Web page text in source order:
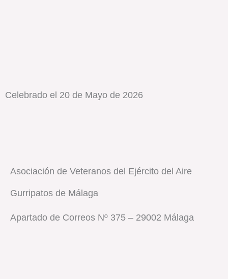
Celebrado el 20 de Mayo de 2026
Asociación de Veteranos del Ejército del Aire
Gurripatos de Málaga
Apartado de Correos Nº 375 – 29002 Málaga